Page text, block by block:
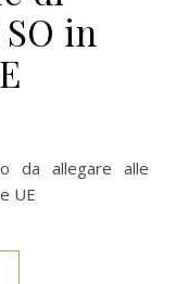
in
UE